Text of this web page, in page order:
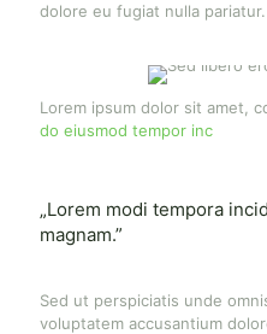
dolore eu fugiat nulla
Lorem ipsum dolor sit amet,
do eiusmod tempor inc
„Lorem modi tempora
magnam.”
Sed ut perspiciatis unde
voluptatem accusantium